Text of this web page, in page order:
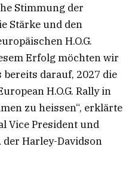
Stimmung der
Stärke und den
H.O.G.
Erfolg möchten wir
darauf, 2027 die
H.O.G. Rally in
zu heissen“, erklärte
Vice President und
Harley-Davidson